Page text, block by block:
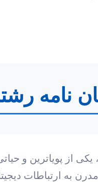
نامه
از پویاترین و
به ارتباطات